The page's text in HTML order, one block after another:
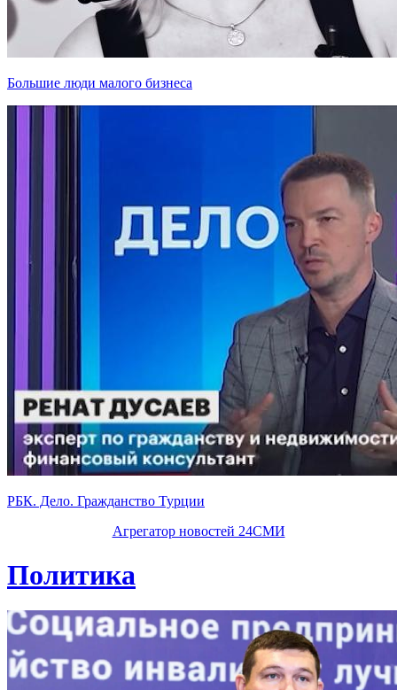
Большие люди малого бизнеса
РБК. Дело. Гражданство Турции
Агрегатор новостей 24СМИ
Политика